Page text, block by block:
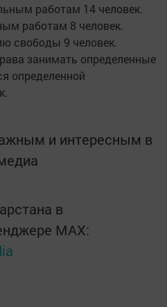
работам 14 человек.
работам 8 человек.
свободы 9 человек.
занимать определенные
определенной
и интересным в
в
MАХ: